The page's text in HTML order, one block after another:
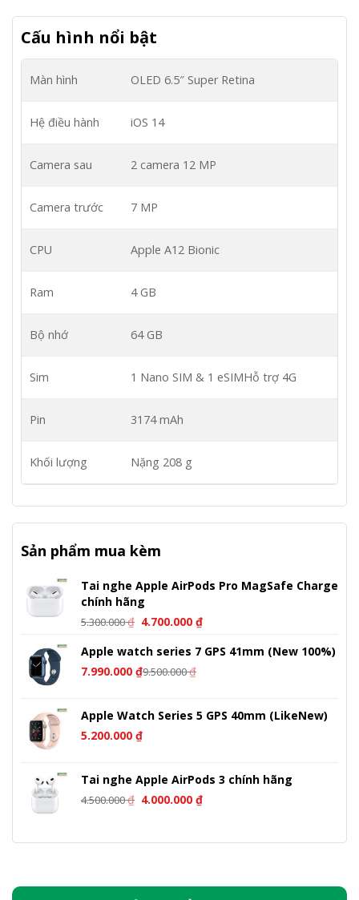
Cấu hình nổi bật
Màn hình OLED 6.5″ Super Retina
Hệ điều hành iOS 14
Camera sau 2 camera 12 MP
Camera trước 7 MP
CPU Apple A12 Bionic
Ram 4 GB
Bộ nhớ 64 GB
Sim 1 Nano SIM & 1 eSIMHỗ trợ 4G
Pin 3174 mAh
Khối lượng Nặng 208 g
Sản phẩm mua kèm
Tai nghe Apple AirPods Pro MagSafe Charge
chính hãng
5.300.000₫ Giá
là:
5.300.000 ₫.
4.700.000₫Giá
tại
Apple watch series 7 GPS 41mm (New 100%)
7.990.000 ₫9.500.000₫
Apple Watch Series 5 GPS 40mm (LikeNew)
5.200.000 ₫
Tai nghe Apple AirPods 3 chính hãng
4.500.000₫ Giá
4.500.000 ₫.
4.000.000₫Giá
là: